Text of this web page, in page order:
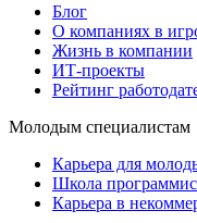
Блог
О компаниях в
Жизнь в компании
ИТ-проекты
Рейтинг
Молодым специалистам
Карьера для
Школа
Карьера в